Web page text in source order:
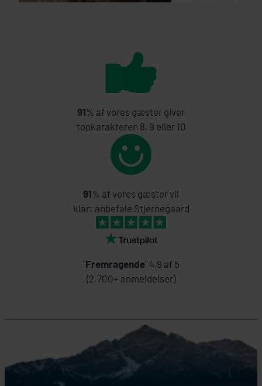
91% af vores gæster giver
topkarakteren 8, 9 eller 10
91% af vores gæster vil
klart anbefale Stjernegaard
"Fremragende" 4,9 af 5
(2.700+ anmeldelser)